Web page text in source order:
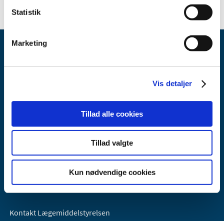
Statistik
Marketing
Vis detaljer
Tillad alle cookies
Tillad valgte
Kun nødvendige cookies
Lægemiddelstyrelsen
2300 København S
Lægemiddelstyrelsen er en del af
Sundheds- og Kirkeministeriet.
Kontakt Lægemiddelstyrelsen